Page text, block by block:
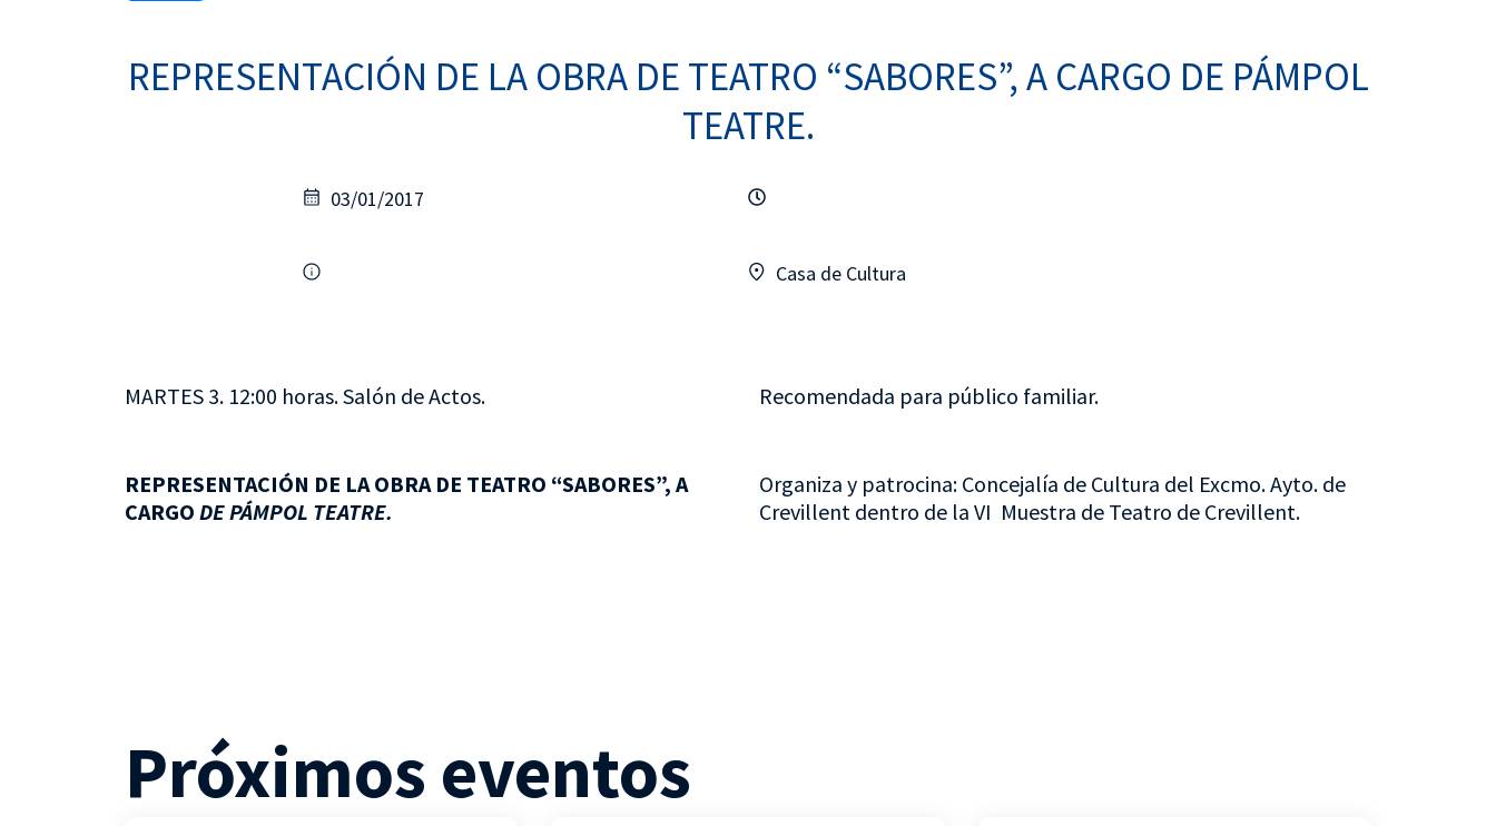
REPRESENTACIÓN DE LA OBRA DE TEATRO “SABORES”, A CARGO DE PÁMPOL
TEATRE.
03/01/2017
Casa de Cultura
MARTES 3. 12:00 horas. Salón de Actos.
REPRESENTACIÓN DE LA OBRA DE TEATRO “SABORES”, A
CARGO DE PÁMPOL TEATRE.
Recomendada para público familiar.
Organiza y patrocina: Concejalía de Cultura del Excmo. Ayto. de
Crevillent dentro de la VI Muestra de Teatro de Crevillent.
Próximos eventos